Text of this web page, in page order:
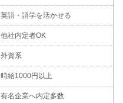
英語・語学を活かせる
他社内定者OK
外資系
時給1000円以上
有名企業へ内定多数